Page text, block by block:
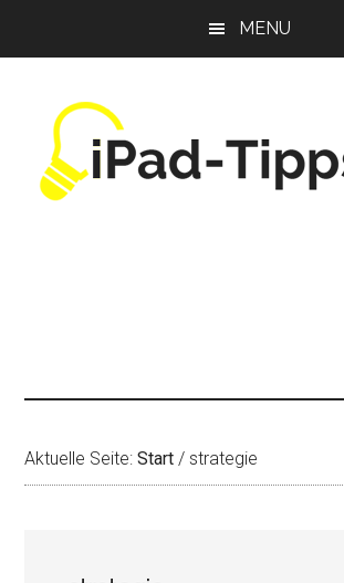
MENU
Aktuelle Seite:Start / strategie